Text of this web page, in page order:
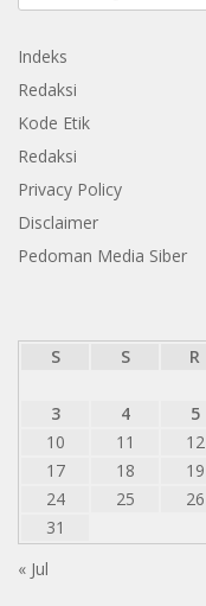
Indeks
Redaksi
Kode Etik
Redaksi
Privacy Policy
Disclaimer
Pedoman Media Siber
S
S R
3
4 5
10
11 12
17
18 19
24
25 26
31
« Jul